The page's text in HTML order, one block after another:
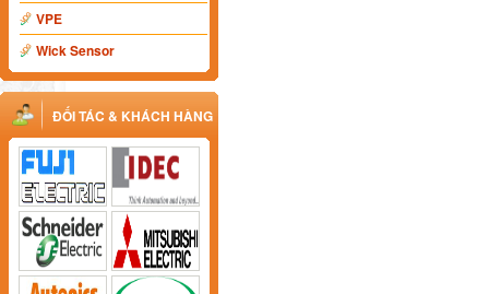
VPE
Wick Sensor
ĐỐI TÁC & KHÁCH HÀNG